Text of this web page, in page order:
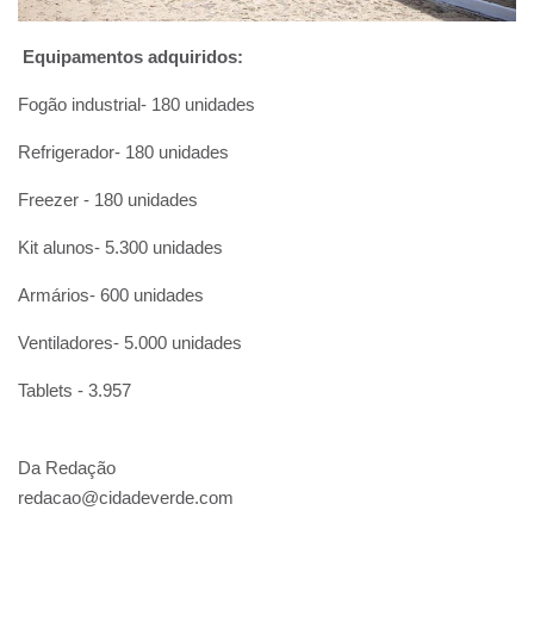
Equipamentos adquiridos:
Fogão industrial- 180 unidades
Refrigerador- 180 unidades
Freezer - 180 unidades
Kit alunos- 5.300 unidades
Armários- 600 unidades
Ventiladores- 5.000 unidades
Tablets - 3.957
Da Redação
redacao@cidadeverde.com